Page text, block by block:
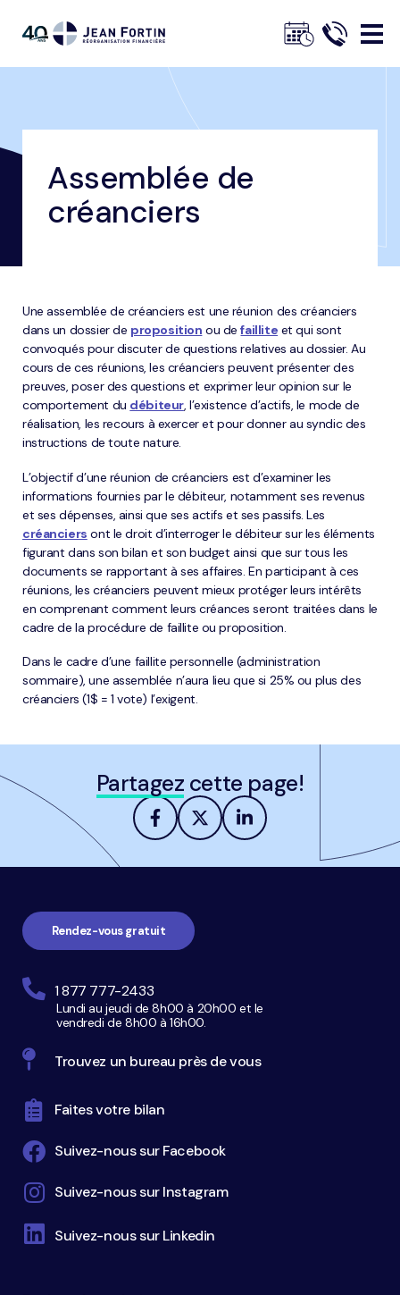
Fortin
d'ariane
Accueil Glossaire Assemblée de créanciers
Assemblée de
créanciers
Une assemblée de créanciers est une réunion des créanciers
dans un dossier de proposition ou defaillite et qui sont
convoqués pour discuter de questions relatives au dossier. Au
cours de ces réunions, les créanciers peuvent présenter des
preuves, poser des questions et exprimer leur opinion sur le
comportement du débiteur, l’existence d’actifs, le mode de
réalisation, les recours à exercer et pour donner au syndic des
instructions de toute nature.
L’objectif d’une réunion de créanciers est d’examiner les
informations fournies par le débiteur, notamment ses revenus
et ses dépenses, ainsi que ses actifs et ses passifs. Les
créanciers ont le droit d’interroger le débiteur sur les éléments
figurant dans son bilan et son budget ainsi que sur tous les
documents se rapportant à ses affaires. En participant à ces
réunions, les créanciers peuvent mieux protéger leurs intérêts
en comprenant comment leurs créances seront traitées dans le
cadre de la procédure de faillite ou proposition.
Dans le cadre d’une faillite personnelle (administration
sommaire), une assemblée n’aura lieu que si 25% ou plus des
créanciers (1$ = 1 vote) l’exigent.
Partagez cette page!
page
Rendez-vous gratuit
1 877 777-2433
Lundi au jeudi de 8h00 à 20h00 et le
vendredi de 8h00 à 16h00.
Trouvez un bureau près de vous
Faites votre bilan
Suivez-nous sur Facebook
Suivez-nous sur Instagram
Suivez-nous sur Linkedin